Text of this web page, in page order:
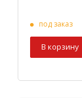
под заказ
В корзину